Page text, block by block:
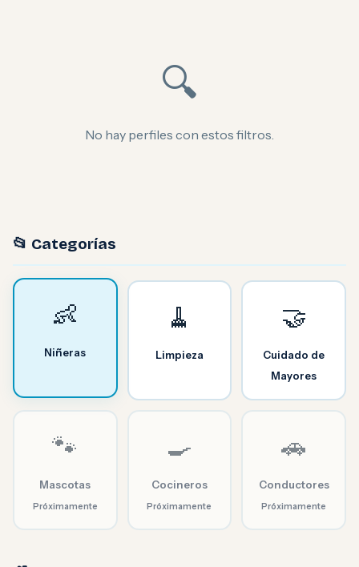
🔍
No hay perfiles con estos filtros.
📂 Categorías
👶
Niñeras
🧹
Limpieza
🤝
Cuidado de
Mayores
🐾
Mascotas
Próximamente
🍳
Cocineros
Próximamente
🚗
Conductores
Próximamente